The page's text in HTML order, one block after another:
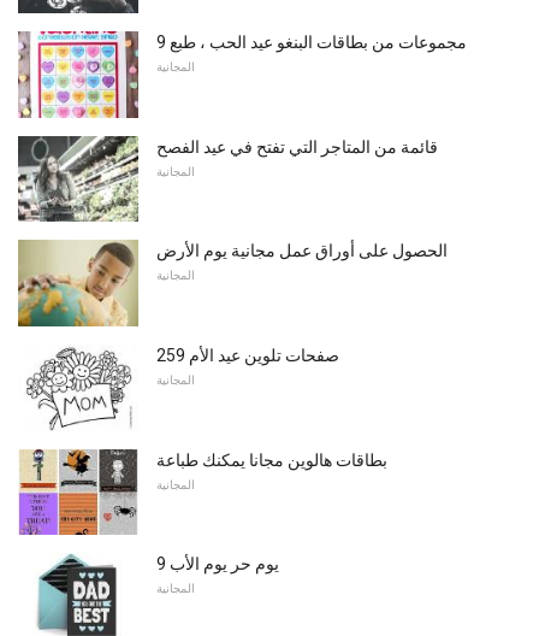
9 مجموعات من بطاقات البنغو عيد الحب ، طبع
المجانية
قائمة من المتاجر التي تفتح في عيد الفصح
المجانية
الحصول على أوراق عمل مجانية يوم الأرض
المجانية
259 صفحات تلوين عيد الأم
المجانية
بطاقات هالوين مجانا يمكنك طباعة
المجانية
9 يوم حر يوم الأب
المجانية